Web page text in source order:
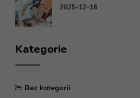
2025-12-16
Kategorie
Bez kategorii